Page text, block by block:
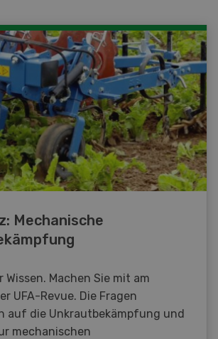
Mechanische
Wissen. Machen Sie mit am
UFA-Revue. Die Fragen
auf die Unkrautbekämpfung und
mechanischen